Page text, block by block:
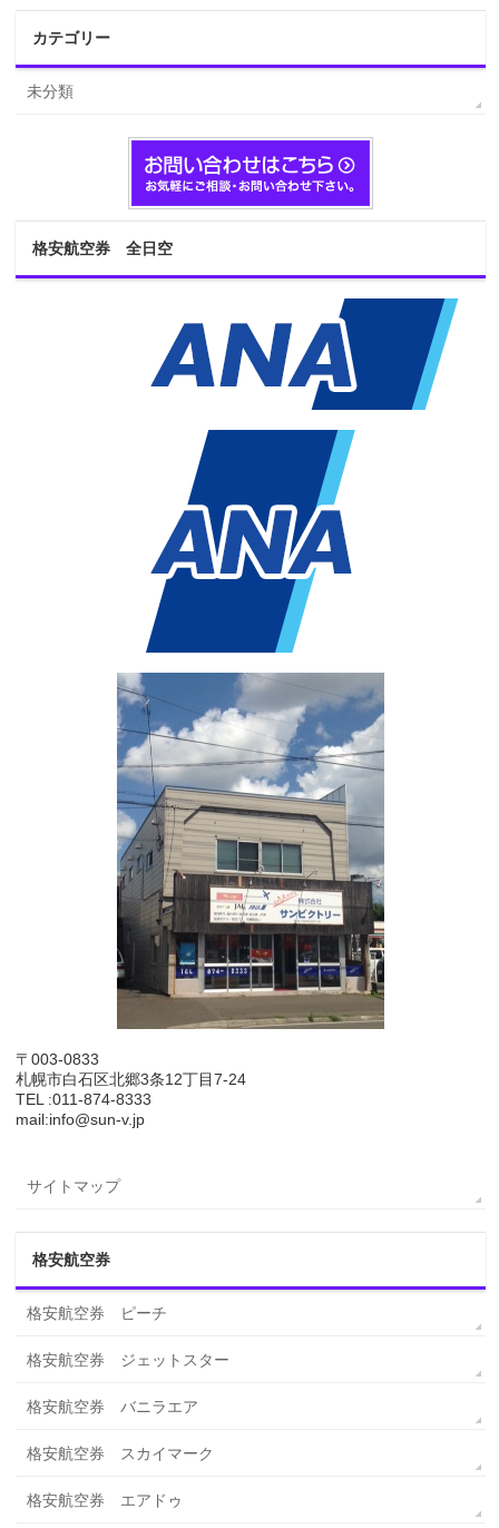
カテゴリー
未分類
格安航空券 全日空
〒003-0833
札幌市白石区北郷3条12丁目7-24
TEL :011-874-8333
mail:info@sun-v.jp
サイトマップ
格安航空券
格安航空券 ピーチ
格安航空券 ジェットスター
格安航空券 バニラエア
格安航空券 スカイマーク
格安航空券 エアドゥ